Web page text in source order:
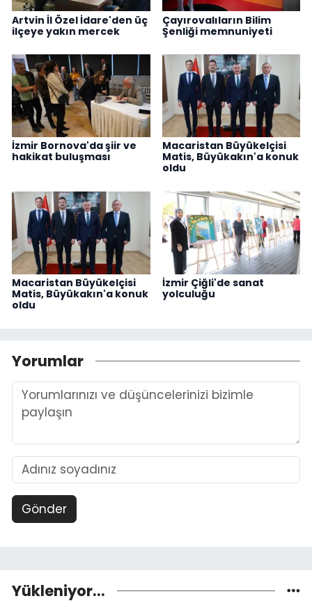
Artvin İl Özel İdare'den üç
ilçeye yakın mercek
Çayırovalıların Bilim
Şenliği memnuniyeti
İzmir Bornova'da şiir ve
hakikat buluşması
Macaristan Büyükelçisi
Matis, Büyükakın'a konuk
oldu
Macaristan Büyükelçisi
Matis, Büyükakın'a konuk
oldu
İzmir Çiğli'de sanat
yolculuğu
Yorumlar
Gönder
Yükleniyor...